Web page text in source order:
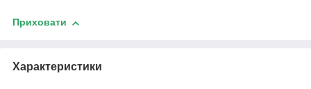
Приховати
Характеристики